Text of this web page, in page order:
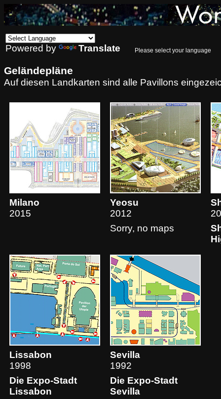
Powered by Translate Please select your language
Geländepläne
Auf diesen Landkarten sind alle Pavillons
Milano
2015
Yeosu
2012
Sorry, no maps
Lissabon
1998
Die Expo-Stadt
Lissabon
Sevilla
1992
Die Expo-Stadt
Sevilla